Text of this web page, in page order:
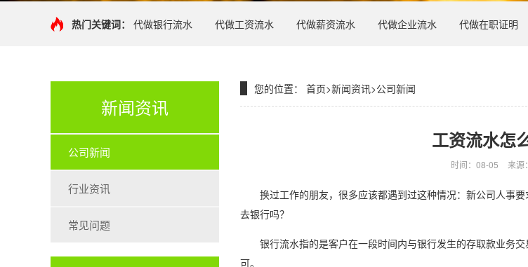
热门关键词： 代做银行流水 代做工资流水 代做薪资流水 代做企业流水 代做在职证明
新闻资讯
公司新闻
行业资讯
常见问题
您的位置： 首页>新闻资讯>公司新闻
工资流水怎
时间：08-05 来源
换过工作的朋友，很多应该都遇到过这种情况：新公司人事要
去银行吗？
银行流水指的是客户在一段时间内与银行发生的存取款业务交
可。